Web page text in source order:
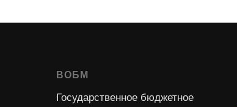
ВОБМ
Государственное бюджетное